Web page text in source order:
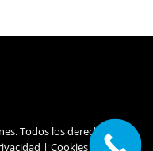
Todos los derechos
| Cookies